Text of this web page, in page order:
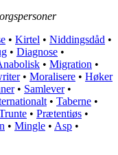
• Kirtel • Niddingsdåd •
• Diagnose •
• Migration •
• Moralisere • Høker
• Samlever•
• Taberne •
• Prætentiøs •
• Mingle • Asp •